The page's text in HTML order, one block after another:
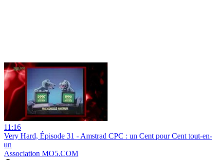
11:16
Very Hard, Épisode 31 - Amstrad CPC : un Cent pour Cent tout-en-
un
Association MO5.COM